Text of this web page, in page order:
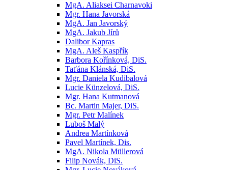
MgA. Aliaksei Charnavoki
Mgr. Hana Javorská
MgA. Jan Javorský
MgA. Jakub Jírů
Dalibor Kapras
MgA. Aleš Kaspřík
Barbora Kořínková, DiS.
Taťána Klánská, DiS.
Mgr. Daniela Kudibalová
Lucie Künzelová, DiS.
Mgr. Hana Kutmanová
Bc. Martin Majer, DiS.
Mgr. Petr Malínek
Luboš Malý
Andrea Martínková
Pavel Martínek, Dis.
MgA. Nikola Müllerová
Filip Novák, DiS.